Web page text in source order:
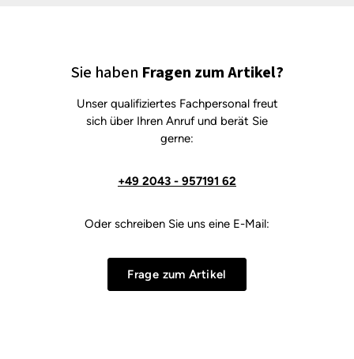
Sie haben Fragen zum Artikel?
Unser qualifiziertes Fachpersonal freut
sich über Ihren Anruf und berät Sie
gerne:
+49 2043 - 957191 62
Oder schreiben Sie uns eine E-Mail:
Frage zum Artikel